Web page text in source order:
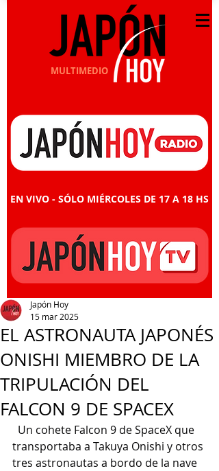
MULTIMEDIO
EN VIVO - SÓLO MIÉRCOLES DE 17 A 18 HS
EL ASTRONAUTA JAPONÉS
ONISHI MIEMBRO DE LA
TRIPULACIÓN DEL
FALCON 9 DE SPACEX
Japón Hoy
15 mar 2025
Un cohete Falcon 9 de SpaceX que
transportaba a Takuya Onishi y otros
tres astronautas a bordo de la nave